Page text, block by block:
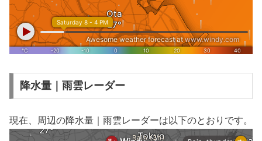
降水量｜雨雲レーダー
現在、周辺の降水量｜雨雲レーダーは以下のとおりです。